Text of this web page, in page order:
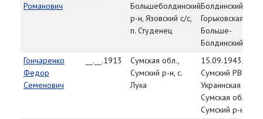
Романович
Большеболдинский
р-н, Язовский с/с,
п. Студенец
Болдинский РВК,
Горьковская обл.,
Больше-
Болдинский р-н
Гончаренко
Федор
Семенович
__.__.1913
Сумская обл.,
Сумский р-н, с.
Лука
15.09.1943,
Сумский РВК,
Украинская ССР,
Сумская обл.,
Сумский р-н